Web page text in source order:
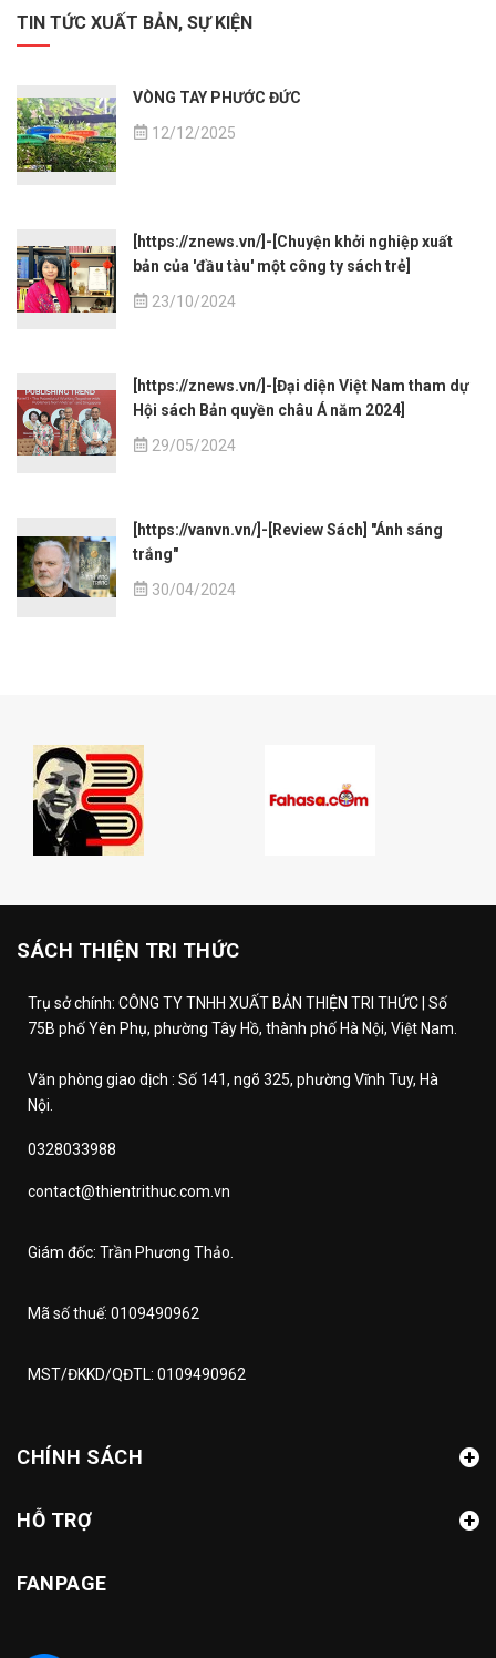
TIN TỨC XUẤT BẢN, SỰ KIỆN
VÒNG TAY PHƯỚC ĐỨC
12/12/2025
[https://znews.vn/]-[Chuyện khởi nghiệp xuất
bản của 'đầu tàu' một công ty sách trẻ]
23/10/2024
[https://znews.vn/]-[Đại diện Việt Nam tham dự
Hội sách Bản quyền châu Á năm 2024]
29/05/2024
[https://vanvn.vn/]-[Review Sách] "Ánh sáng
trắng"
30/04/2024
SÁCH THIỆN TRI THỨC
Trụ sở chính: CÔNG TY TNHH XUẤT BẢN THIỆN TRI THỨC | Số
75B phố Yên Phụ, phường Tây Hồ, thành phố Hà Nội, Việt Nam.
Văn phòng giao dịch : Số 141, ngõ 325, phường Vĩnh Tuy, Hà
Nội.
0328033988
contact@thientrithuc.com.vn
Giám đốc: Trần Phương Thảo.
Mã số thuế: 0109490962
MST/ĐKKD/QĐTL: 0109490962
CHÍNH SÁCH
HỖ TRỢ
FANPAGE